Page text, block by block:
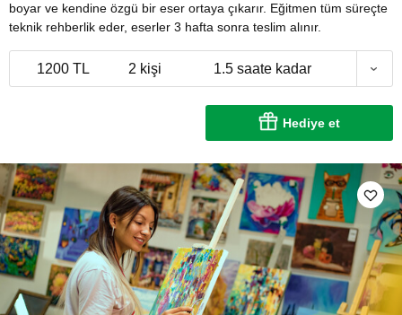
boyar ve kendine özgü bir eser ortaya çıkarır. Eğitmen tüm süreçte
teknik rehberlik eder, eserler 3 hafta sonra teslim alınır.
1200 TL 2 kişi 1.5 saate kadar
Hediye et